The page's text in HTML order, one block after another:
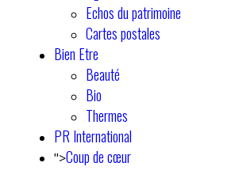
Echos du patrimoine
Cartes postales
Bien Etre
Beauté
Bio
Thermes
PR International
">Coup de cœur